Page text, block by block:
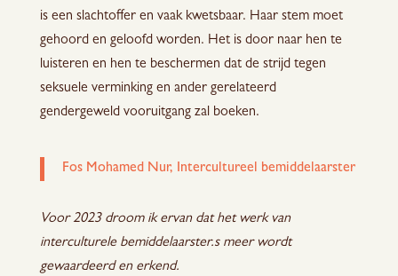
is een slachtoffer en vaak kwetsbaar. Haar stem moet
gehoord en geloofd worden. Het is door naar hen te
luisteren en hen te beschermen dat de strijd tegen
seksuele verminking en ander gerelateerd
gendergeweld vooruitgang zal boeken.
Fos Mohamed Nur, Intercultureel bemiddelaarster
Voor 2023 droom ik ervan dat het werk van
interculturele bemiddelaarster.s meer wordt
gewaardeerd en erkend.